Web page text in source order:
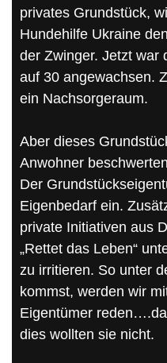
privates Grundstück,
Hundehilfe Ukraine
der Zwinger. Jetzt war
auf 30 angewachsen.
ein Nachsorgeraum.
Aber dieses
Anwohner
Der
Eigenbedarf ein.
private Initiativen aus
„Rettet das Leben“
zu irritieren. So unter
kommst, werden wir
Eigentümer
dies wollten sie nicht.